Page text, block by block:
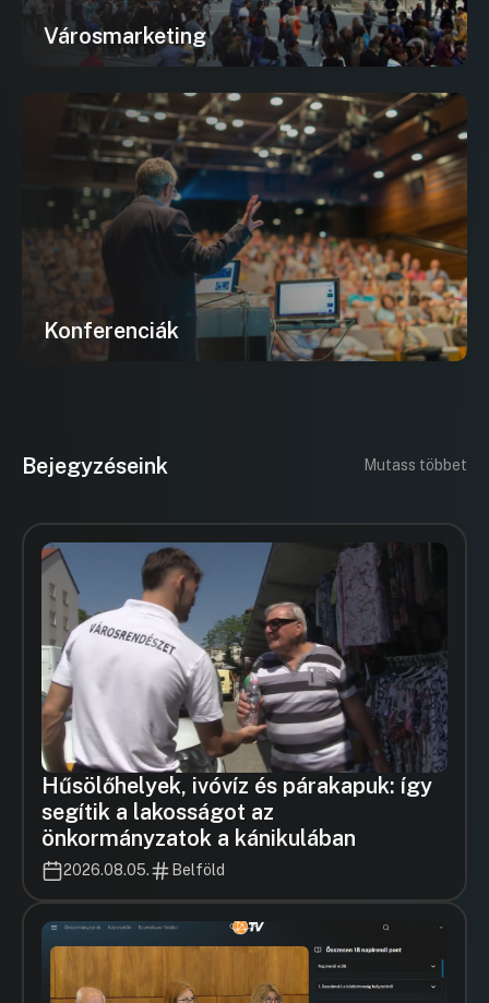
Városmarketing
Konferenciák
Bejegyzéseink Mutass többet
Hűsölőhelyek, ivóvíz és párakapuk: így
segítik a lakosságot az
önkormányzatok a kánikulában
2026.08.05. Belföld